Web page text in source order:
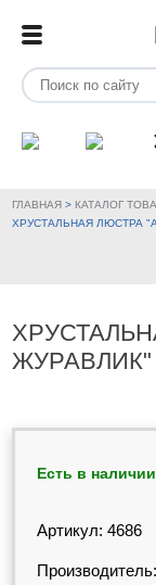
ГЛАВНАЯ > КАТАЛОГ
ХРУСТАЛЬНАЯ ЛЮСТРА
ЖУРАВЛИК"
Есть в наличии
Артикул: 4686